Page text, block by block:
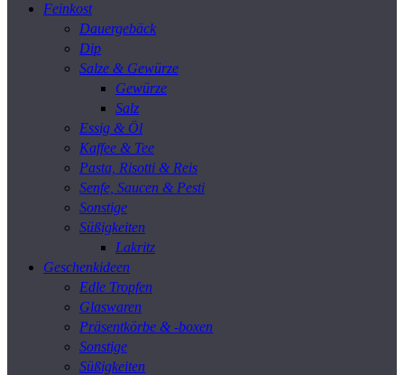
Feinkost
Dauergebäck
Dip
Salze & Gewürze
Gewürze
Salz
Essig & Öl
Kaffee & Tee
Pasta, Risotti & Reis
Senfe, Saucen & Pesti
Sonstige
Süßigkeiten
Lakritz
Geschenkideen
Edle Tropfen
Glaswaren
Präsentkörbe & -boxen
Sonstige
Süßigkeiten